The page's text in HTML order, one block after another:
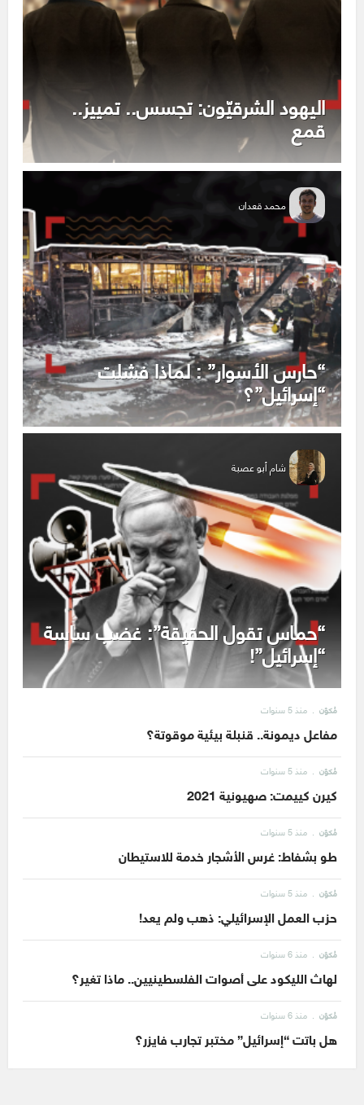
اليهود الشرقيّون: تجسس.. تمييز..
قمع
محمد قعدان
“حارس الأسوار” : لماذا فشلت
“إسرائيل”؟
شام أبو عصبة
“حماس تقول الحقيقة”: غضب ساسة
“إسرائيل”!
مُكوّن منذ 5 سنوات
مفاعل ديمونة.. قنبلة بيئية موقوتة؟
مُكوّن منذ 5 سنوات
كيرن كييمت: صهيونية 2021
مُكوّن منذ 5 سنوات
طو بشفاط: غرس الأشجار خدمة للاستيطان
مُكوّن منذ 5 سنوات
حزب العمل الإسرائيلي: ذهب ولم يعد!
مُكوّن منذ 6 سنوات
لهاث الليكود على أصوات الفلسطينيين.. ماذا تغير؟
مُكوّن منذ 6 سنوات
هل باتت “إسرائيل” مختبر تجارب فايزر؟